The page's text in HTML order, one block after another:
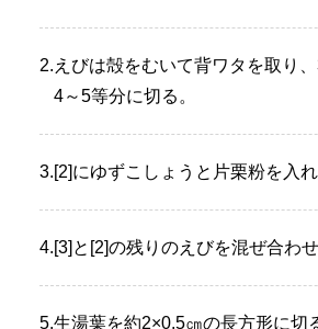
2. えびは殻をむいて背ワタを取り
4～5等分に切る。
3.[2]にゆずこしょうと片栗粉を入
4.[3]と[2]の残りのえびを混ぜ合わ
5.生湯葉を約2×0.5㎝の長方形に切